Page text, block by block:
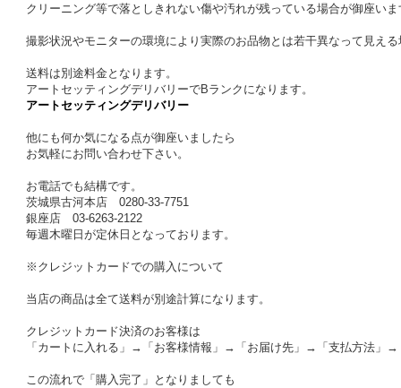
クリーニング等で落としきれない傷や汚れが残っている場合が御座い
撮影状況やモニターの環境により実際のお品物とは若干異なって見え
送料は別途料金となります。
アートセッティングデリバリーでBランクになります。
アートセッティングデリバリー
他にも何か気になる点が御座いましたら
お気軽にお問い合わせ下さい。
お電話でも結構です。
茨城県古河本店 0280-33-7751
銀座店 03-6263-2122
毎週木曜日が定休日となっております。
※クレジットカードでの購入について
当店の商品は全て送料が別途計算になります。
クレジットカード決済のお客様は
「カートに入れる」→「お客様情報」→「お届け先」→「支払方法」
この流れで「購入完了」となりましても